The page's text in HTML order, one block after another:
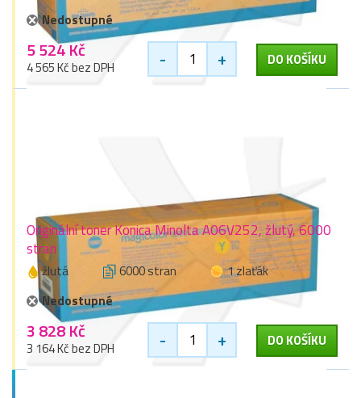
Nedostupné
5 524 Kč
4 565 Kč bez DPH - + DO KOŠÍKU
Originální toner Konica Minolta A06V252, žlutý, 6000
stran
žlutá 6000 stran
1 zlaťák
Nedostupné
3 828 Kč
3 164 Kč bez DPH - + DO KOŠÍKU